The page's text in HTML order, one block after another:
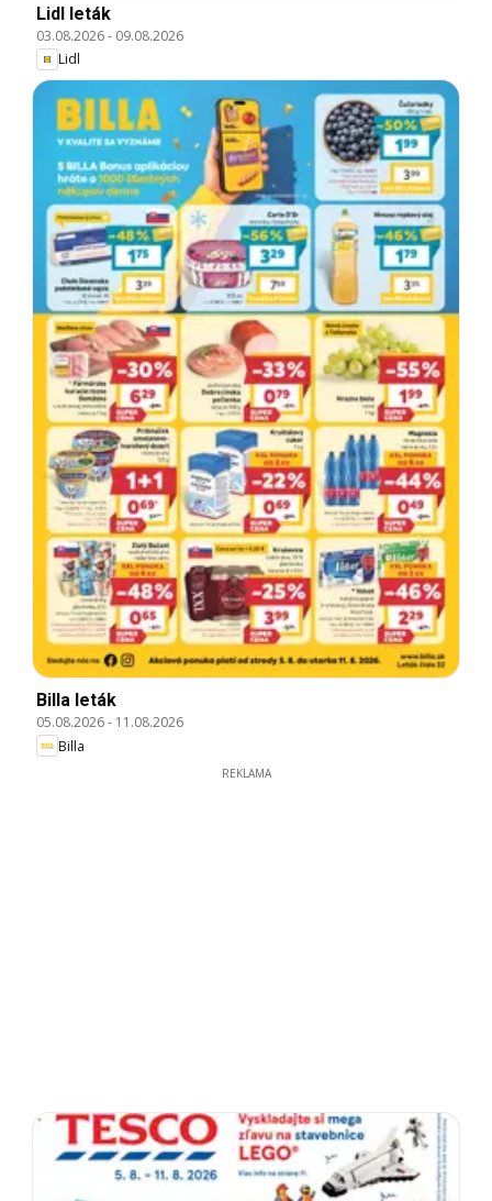
Lidl leták
03.08.2026- 09.08.2026
Lidl
Billa leták
05.08.2026- 11.08.2026
Billa
REKLAMA